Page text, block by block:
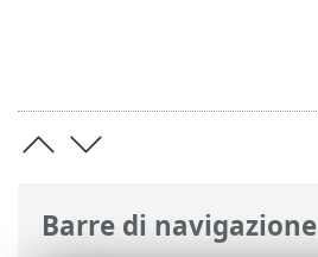
Barre di navigazione